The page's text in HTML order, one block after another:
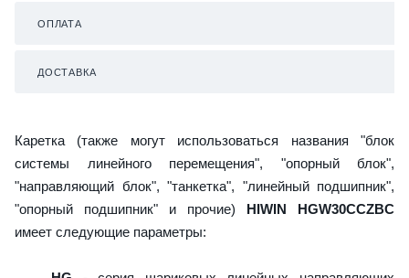
ОПЛАТА
ДОСТАВКА
Каретка (также могут использоваться названия "блок
системы линейного перемещения", "опорный блок",
"направляющий блок", "танкетка", "линейный подшипник",
"опорный подшипник" и прочие) HIWIN HGW30CCZBC
имеет следующие параметры: